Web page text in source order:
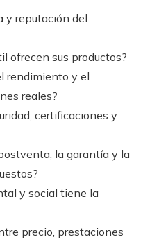
y reputación del
ofrecen sus productos?
rendimiento y el
reales?
certificaciones y
la garantía y la
y social tiene la
precio, prestaciones